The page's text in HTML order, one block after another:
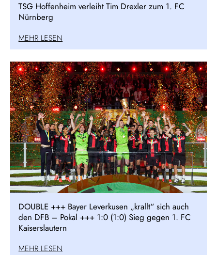
TSG Hoffenheim verleiht Tim Drexler zum 1. FC
Nürnberg
MEHR LESEN
DOUBLE +++ Bayer Leverkusen „krallt“ sich auch
den DFB – Pokal +++ 1:0 (1:0) Sieg gegen 1. FC
Kaiserslautern
MEHR LESEN